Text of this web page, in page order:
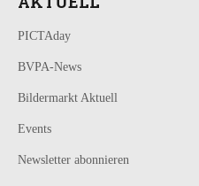
PICTAday
BVPA-News
Bildermarkt Aktuell
Events
Newsletter abonnieren